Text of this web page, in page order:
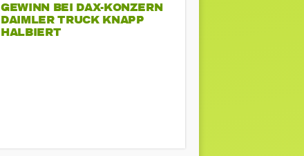
GEWINN BEI DAX-KONZERN
DAIMLER TRUCK KNAPP
HALBIERT